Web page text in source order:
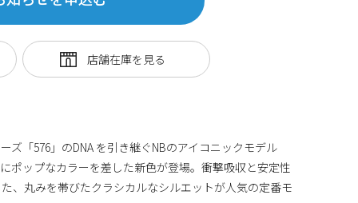
ズ「576」のDNA を引き継ぐNBのアイコニックモデル
ポップなカラーを差した新色が登場。衝撃吸収と安定性
、丸みを帯びたクラシカルなシルエットが人気の定番モ